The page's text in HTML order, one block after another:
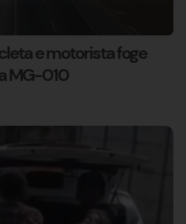
e motorista foge
MG-010